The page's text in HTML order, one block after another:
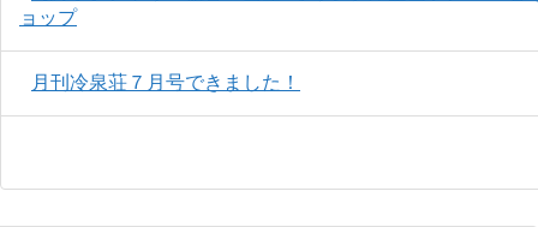
ョップ
月刊冷泉荘７月号できました！